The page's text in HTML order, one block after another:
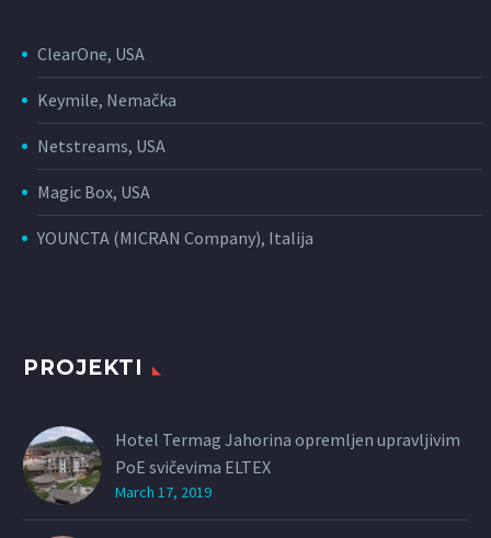
ClearOne, USA
Keymile, Nemačka
Netstreams, USA
Magic Box, USA
YOUNCTA (MICRAN Company), Italija
PROJEKTI
Hotel Termag Jahorina opremljen upravljivim
PoE svičevima ELTEX
March 17, 2019